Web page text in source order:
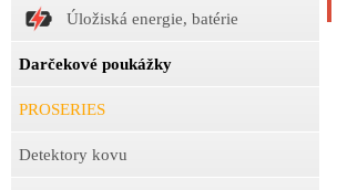
Úložiská energie, batérie
Darčekové poukážky
PROSERIES
Detektory kovu